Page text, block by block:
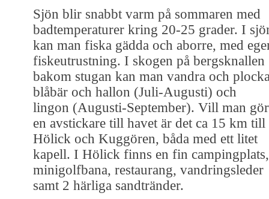
Sjön blir snabbt varm på sommaren med
badtemperaturer kring 20-25 grader. I
kan man fiska gädda och aborre, med
fiskeutrustning. I skogen på bergsknallen
bakom stugan kan man vandra och
blåbär och hallon (Juli-Augusti) och
lingon (Augusti-September). Vill man
en avstickare till havet är det ca 15 km till
Hölick och Kuggören, båda med ett litet
kapell. I Hölick finns en fin campingplats,
minigolfbana, restaurang, vandringsleder
samt 2 härliga sandtränder.